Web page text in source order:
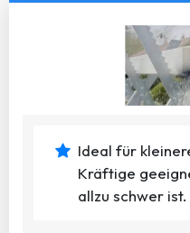
Ideal für
Kräftige
allzu schwer ist.